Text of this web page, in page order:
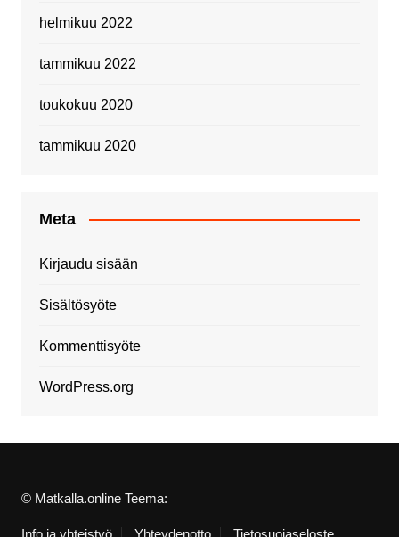
helmikuu 2022
tammikuu 2022
toukokuu 2020
tammikuu 2020
Meta
Kirjaudu sisään
Sisältösyöte
Kommenttisyöte
WordPress.org
© Matkalla.online Teema:
Info ja yhteistyö Yhteydenotto Tietosuojaseloste